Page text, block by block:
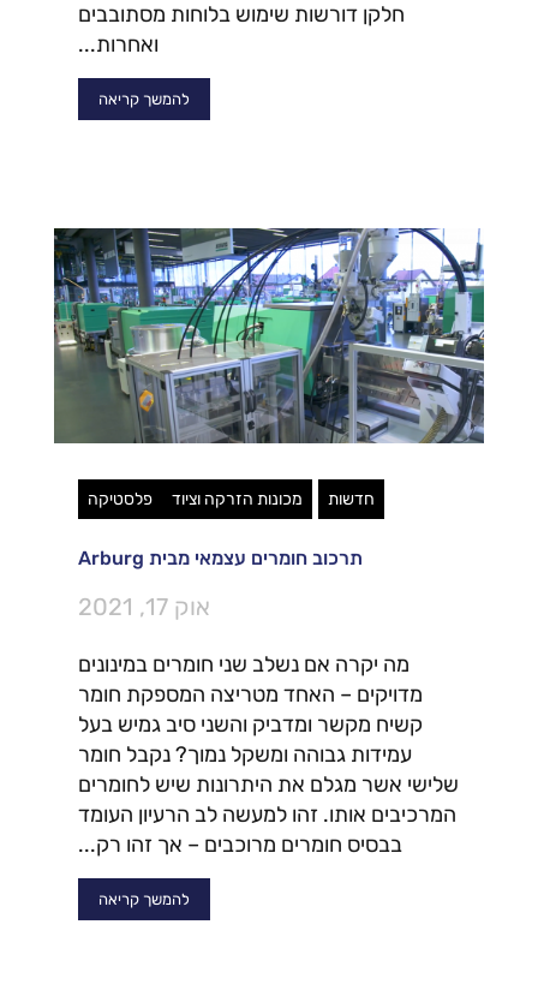
חלקן דורשות שימוש בלוחות מסתובבים
ואחרות...
להמשך קריאה
חדשות מכונות הזרקה וציוד פלסטיקה
תרכוב חומרים עצמאי מבית Arburg
אוק 17, 2021
מה יקרה אם נשלב שני חומרים במינונים
מדויקים – האחד מטריצה המספקת חומר
קשיח מקשר ומדביק והשני סיב גמיש בעל
עמידות גבוהה ומשקל נמוך? נקבל חומר
שלישי אשר מגלם את היתרונות שיש לחומרים
המרכיבים אותו. זהו למעשה לב הרעיון העומד
בבסיס חומרים מרוכבים – אך זהו רק...
להמשך קריאה